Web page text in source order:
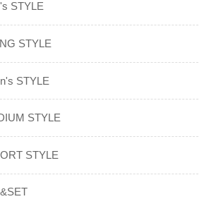
STYLE
STYLE
STYLE
STYLE
STYLE